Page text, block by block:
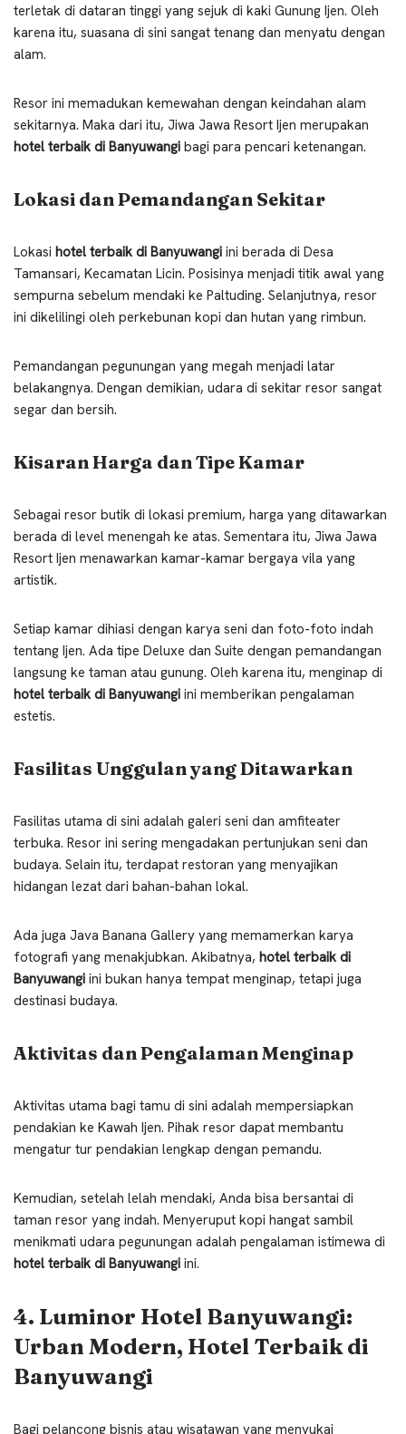
terletak di dataran tinggi yang sejuk di kaki Gunung Ijen. Oleh
karena itu, suasana di sini sangat tenang dan menyatu dengan
alam.
Resor ini memadukan kemewahan dengan keindahan alam
sekitarnya. Maka dari itu, Jiwa Jawa Resort Ijen merupakan
hotel terbaik di Banyuwangi bagi para pencari ketenangan.
Lokasi dan Pemandangan Sekitar
Lokasi hotel terbaik di Banyuwangi ini berada di Desa
Tamansari, Kecamatan Licin. Posisinya menjadi titik awal yang
sempurna sebelum mendaki ke Paltuding. Selanjutnya, resor
ini dikelilingi oleh perkebunan kopi dan hutan yang rimbun.
Pemandangan pegunungan yang megah menjadi latar
belakangnya. Dengan demikian, udara di sekitar resor sangat
segar dan bersih.
Kisaran Harga dan Tipe Kamar
Sebagai resor butik di lokasi premium, harga yang ditawarkan
berada di level menengah ke atas. Sementara itu, Jiwa Jawa
Resort Ijen menawarkan kamar-kamar bergaya vila yang
artistik.
Setiap kamar dihiasi dengan karya seni dan foto-foto indah
tentang Ijen. Ada tipe Deluxe dan Suite dengan pemandangan
langsung ke taman atau gunung. Oleh karena itu, menginap di
hotel terbaik di Banyuwangi ini memberikan pengalaman
estetis.
Fasilitas Unggulan yang Ditawarkan
Fasilitas utama di sini adalah galeri seni dan amfiteater
terbuka. Resor ini sering mengadakan pertunjukan seni dan
budaya. Selain itu, terdapat restoran yang menyajikan
hidangan lezat dari bahan-bahan lokal.
Ada juga Java Banana Gallery yang memamerkan karya
fotografi yang menakjubkan. Akibatnya, hotel terbaik di
Banyuwangi ini bukan hanya tempat menginap, tetapi juga
destinasi budaya.
Aktivitas dan Pengalaman Menginap
Aktivitas utama bagi tamu di sini adalah mempersiapkan
pendakian ke Kawah Ijen. Pihak resor dapat membantu
mengatur tur pendakian lengkap dengan pemandu.
Kemudian, setelah lelah mendaki, Anda bisa bersantai di
taman resor yang indah. Menyeruput kopi hangat sambil
menikmati udara pegunungan adalah pengalaman istimewa di
hotel terbaik di Banyuwangi ini.
4. Luminor Hotel Banyuwangi:
Urban Modern, Hotel Terbaik di
Banyuwangi
Bagi pelancong bisnis atau wisatawan yang menyukai